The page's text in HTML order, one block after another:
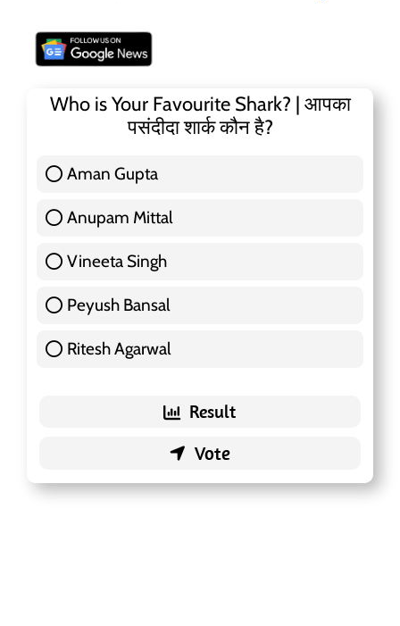
Who is Your Favourite Shark? | आपका
पसंदीदा शार्क कौन है?
Aman Gupta
Anupam Mittal
Vineeta Singh
Peyush Bansal
Ritesh Agarwal